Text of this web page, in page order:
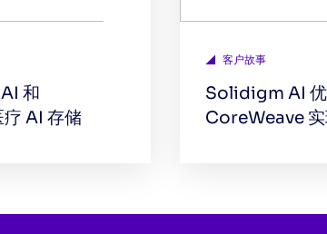
和
AI 存储
客户故事
Solidigm AI 优
CoreWeave